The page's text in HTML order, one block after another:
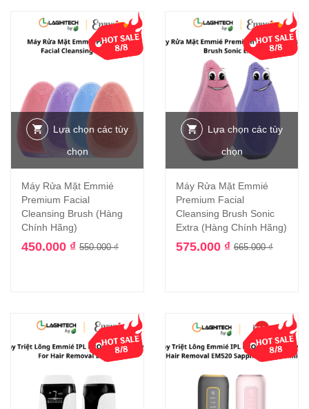
-18%
Lựa chọn các tùy
chọn
Máy Rửa Mặt Emmié
Premium Facial
Cleansing Brush (Hàng
Chính Hãng)
550.000₫
450.000 ₫
-14%
Lựa chọn các tùy
chọn
Máy Rửa Mặt Emmié
Premium Facial
Cleansing Brush Sonic
Extra (Hàng Chính Hãng)
665.000₫
575.000 ₫